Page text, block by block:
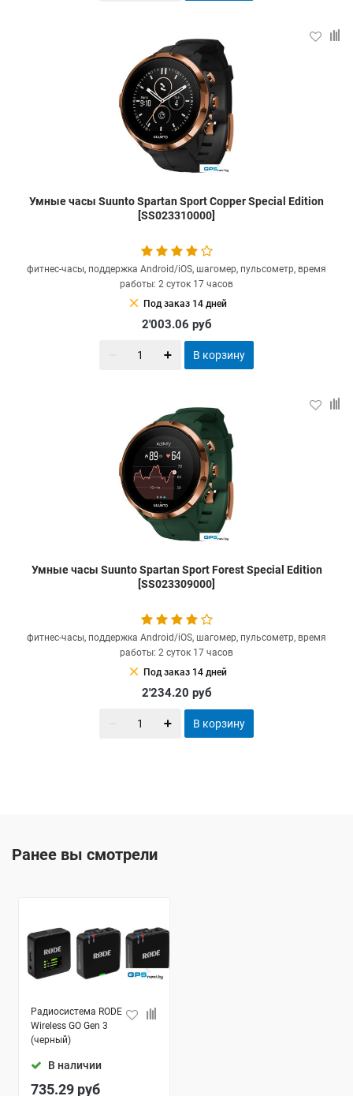
Умные часы Suunto Spartan Sport Copper Special Edition
[SS023310000]
фитнес-часы, поддержка Android/iOS, шагомер, пульсометр, время
работы: 2 суток 17 часов
clear Под заказ 14 дней
2'003.06 руб
В корзину
Умные часы Suunto Spartan Sport Forest Special Edition
[SS023309000]
фитнес-часы, поддержка Android/iOS, шагомер, пульсометр, время
работы: 2 суток 17 часов
clear Под заказ 14 дней
2'234.20 руб
В корзину
Ранее вы смотрели
Радиосистема RODE
Wireless GO Gen 3
(черный)
В наличии
735.29 руб